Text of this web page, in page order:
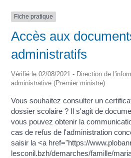
Fiche pratique
Accès aux
administratifs
Vérifié le 02/08/2021 - Direction de
administrative (Premier ministre)
Vous souhaitez consulter un
dossier scolaire ? Il s'agit de
vous pouvez obtenir la
cas de refus de l'administration
saisir la <a href="https://
lesconil.bzh/demarches/famille/